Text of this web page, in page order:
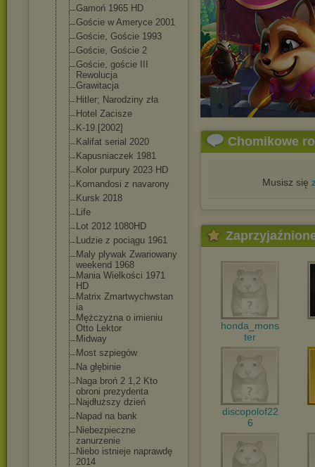
Gamoń 1965 HD
Goście w Ameryce 2001
Goście, Goście 1993
Goście, Goście 2
Goście, goście III
Rewolucja
Grawitacja
Hitler; Narodziny zła
Hotel Zacisze
K-19.[2002]
Kalifat serial 2020
Kapusniaczek 1981
Kolor purpury 2023 HD
Komandosi z navarony
Kursk 2018
Life
Lot 2012 1080HD
Ludzie z pociągu 1961
Maly plywak Zwariowany
weekend 1968
Mania Wielkości 1971
HD
Matrix Zmartwychwstan
ia
Mężczyzna o imieniu
Otto Lektor
Midway
Most szpiegów
Na głębinie
Naga broń 2 1,2 Kto
obroni prezydenta
Najdłuższy dzień
Napad na bank
Niebezpieczne
zanurzenie
Niebo istnieje naprawdę
2014
Chomikowe
Musisz się
honda_mons
ter
discopolof22
6